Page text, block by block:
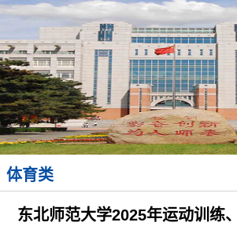
体育类
东北师范大学2025年运动训练